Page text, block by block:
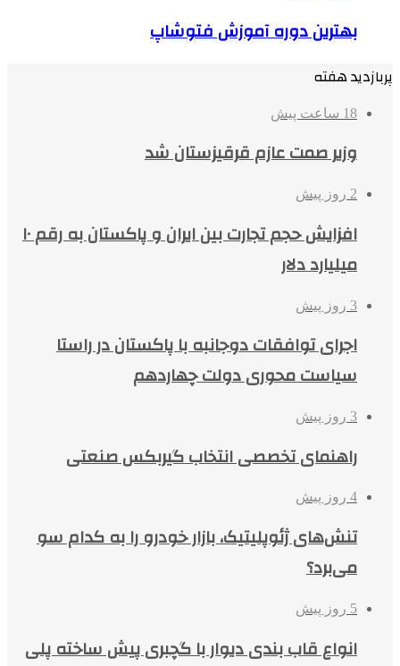
بهترین دوره آموزش فتوشاپ
پربازدید هفته
18 ساعت پیش
وزیر صمت عازم قرقیزستان شد
2 روز پیش
افزایش حجم تجارت بین ایران و پاکستان به رقم ۱۰
میلیارد دلار
3 روز پیش
اجرای توافقات دوجانبه با پاکستان در راستا
سیاست محوری دولت چهاردهم
3 روز پیش
راهنمای تخصصی انتخاب گیربکس صنعتی
4 روز پیش
تنش‌های ژئوپلیتیک، بازار خودرو را به کدام سو
می‌برد؟
5 روز پیش
انواع قاب بندی دیوار با گچبری پیش ساخته پلی